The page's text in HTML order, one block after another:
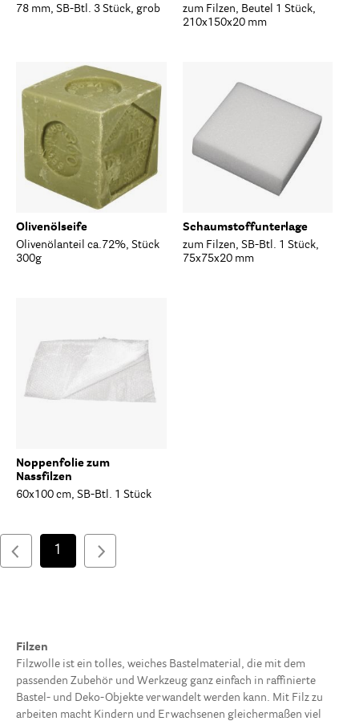
78 mm, SB-Btl. 3 Stück, grob
zum Filzen, Beutel 1 Stück,
210x150x20 mm
Olivenölseife
Olivenölanteil ca.72%, Stück
300g
Schaumstoffunterlage
zum Filzen, SB-Btl. 1 Stück,
75x75x20 mm
Noppenfolie zum
Nassfilzen
60x100 cm, SB-Btl. 1 Stück
1
Filzen
Filzwolle ist ein tolles, weiches Bastelmaterial, die mit dem
passenden Zubehör und Werkzeug ganz einfach in raffinierte
Bastel- und Deko-Objekte verwandelt werden kann. Mit Filz zu
arbeiten macht Kindern und Erwachsenen gleichermaßen viel